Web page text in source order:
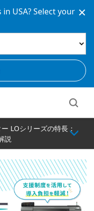
USA? Select your ×
LOシリーズの特長：
説